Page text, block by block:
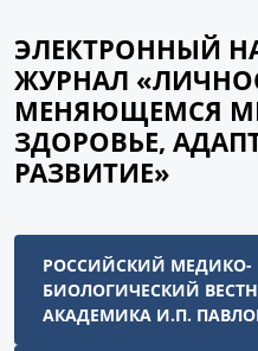
ЭЛЕКТРОННЫЙ
ЖУРНАЛ
МЕНЯЮЩЕМСЯ
ЗДОРОВЬЕ,
РАЗВИТИЕ»
РОССИЙСКИЙ МЕДИКО-
БИОЛОГИЧЕСКИЙ
АКАДЕМИКА И.П.